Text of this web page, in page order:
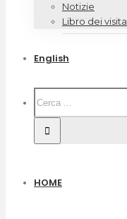
Notizie
Libro dei
English
HOME